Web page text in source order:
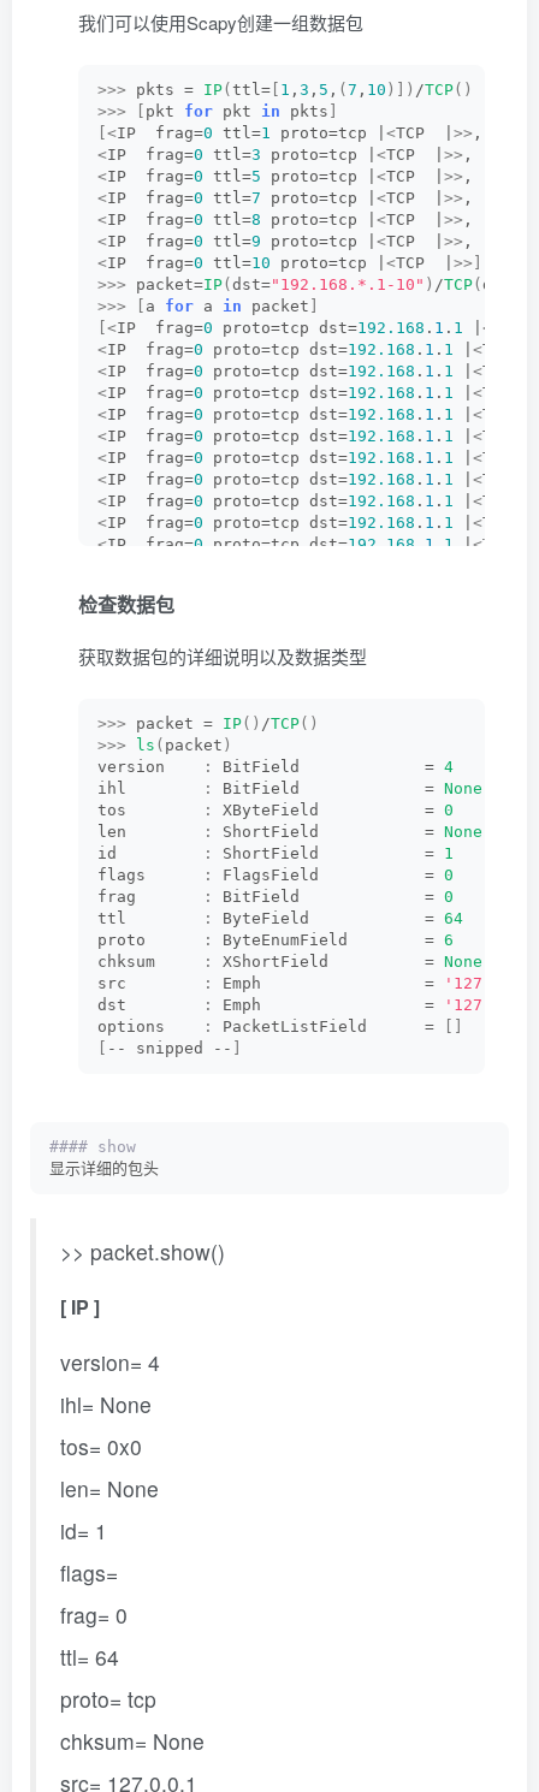
我们可以使用Scapy创建一组数据包
>>> pkts = IP(ttl= [ 1 , 3 , 5 , (7 , 10 )]) /TCP()
>>>
[ pkt for pkt in pkts ]
[<IP  frag=0 ttl=1 proto=tcp | <TCP  | >> ,
<IP  frag=0 ttl=3 proto=tcp | <TCP  | >> ,
<IP  frag=0 ttl=5 proto=tcp | <TCP  | >> ,
<IP  frag=0 ttl=7 proto=tcp | <TCP  | >> ,
<IP  frag=0 ttl=8 proto=tcp | <TCP  | >> ,
<IP  frag=0 ttl=9 proto=tcp | <TCP  | >> ,
<IP  frag=0 ttl=10 proto=tcp | <TCP  | >>]
>>> packet=IP(dst="192.168.*.1-10" ) /TCP(dport=
>>>
[ a for a in packet ]
[<IP  frag=0 proto=tcp dst=192.168 . 1 . 1 <
<IP  frag=0 proto=tcp dst=192.168 . 1 . 1 <TCP
<IP  frag=0 proto=tcp dst=192.168 . 1 . 1 <TCP
<IP  frag=0 proto=tcp dst=192.168 . 1 . 1 <TCP
<IP  frag=0 proto=tcp dst=192.168 . 1 . 1 <TCP
<IP  frag=0 proto=tcp dst=192.168 . 1 . 1 <TCP
<IP  frag=0 proto=tcp dst=192.168 . 1 . 1 <TCP
<IP  frag=0 proto=tcp dst=192.168 . 1 . 1 <TCP
<IP  frag=0 proto=tcp dst=192.168 . 1 . 1 <TCP
<IP  frag=0 proto=tcp dst=192.168 . 1 . 1 <TCP
<IP  frag=0 proto=tcp dst=192.168 1 1 | <TCP
<IP  frag=
<IP  frag=0 proto=tcp dst=192.168
< IP  frag= proto=tcp dst=
< IP  frag=0 proto=tcp dst=
< IP  frag= proto=tcp dst= 1
< IP  frag= proto=tcp dst= 1 | <
< IP  frag= proto=tcp dst= 1
< IP  frag= proto=tcp dst= 1 | <
< IP  frag= proto=tcp dst= 1
<IP  frag= proto=tcp dst= 1
< IP  frag= proto=tcp dst= 1
<IP  frag= proto=tcp dst= 1 |
< IP  frag= proto=tcp dst= 1
<IP  frag= proto=tcp dst= 1 | <
< IP  frag= proto=tcp dst= 1 |<
...
检查数据包
获取数据包的详细说明以及数据类型
>>> packet = IP() /TCP()
>>>
ls ( packet )
version
: BitField             = 4
ihl
: BitField             = None
tos
: XByteField           = 0
len
: ShortField           = None
id
: ShortField           = 1
flags
: FlagsField           = 0
frag
: BitField             = 0
ttl
: ByteField            = 64
proto
: ByteEnumField        = 6
chksum
: XShortField          = None
src
: Emph                 =
dst
: Emph                 =
options
: PacketListField      =
[]
[ -- snipped -- ]
#### show
显示详细的包头
>> packet.show()
[ IP ]
version= 4
ihl= None
tos= 0x0
len= None
id= 1
flags=
frag= 0
ttl= 64
proto= tcp
chksum= None
src= 127.0.0.1